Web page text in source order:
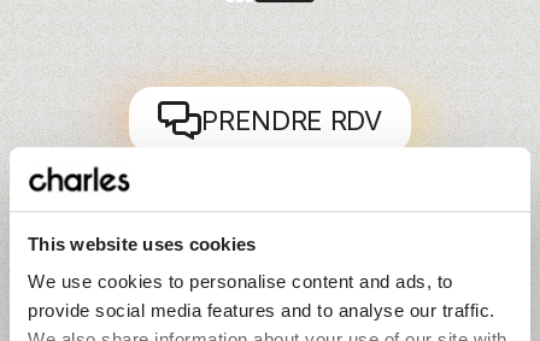
This website uses cookies
We use cookies to personalise content and ads, to
provide social media features and to analyse our traffic.
PRENDRE RDV
La question n’est pas « pourquoi maintenant », mais
« pourquoi attendre ».